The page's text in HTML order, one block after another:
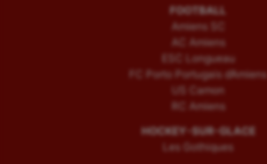
FOOTBALL
Amiens SC
AC Amiens
ESC Longueau
FC Porto Portugais d’Amiens
US Camon
RC Amiens
HOCKEY-SUR-GLACE
Les Gothiques